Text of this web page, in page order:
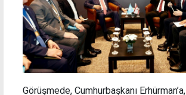
Görüşmede, Cumhurbaşkanı Erhürman’a,